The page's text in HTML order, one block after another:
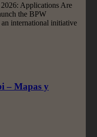
Applications Are
the BPW
international initiative
– Mapas y